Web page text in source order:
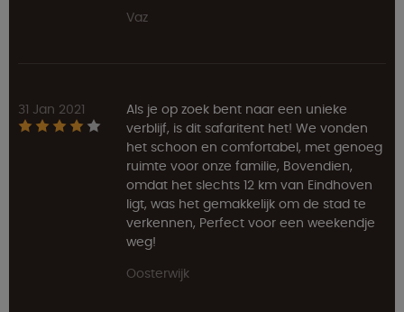
Vaz
31 Jan 2021
Als je op zoek bent naar een unieke
verblijf, is dit safaritent het! We vonden
het schoon en comfortabel, met genoeg
ruimte voor onze familie, Bovendien,
omdat het slechts 12 km van Eindhoven
ligt, was het gemakkelijk om de stad te
verkennen, Perfect voor een weekendje
weg!
Oosterwijk